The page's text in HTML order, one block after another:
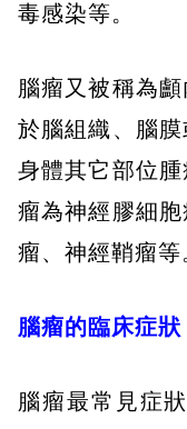
毒感染等。
腦瘤又被稱為
於腦組織、腦
身體其它部位
瘤為神經膠細
瘤、神經鞘瘤等
腦瘤的臨床症
腦瘤最常見症